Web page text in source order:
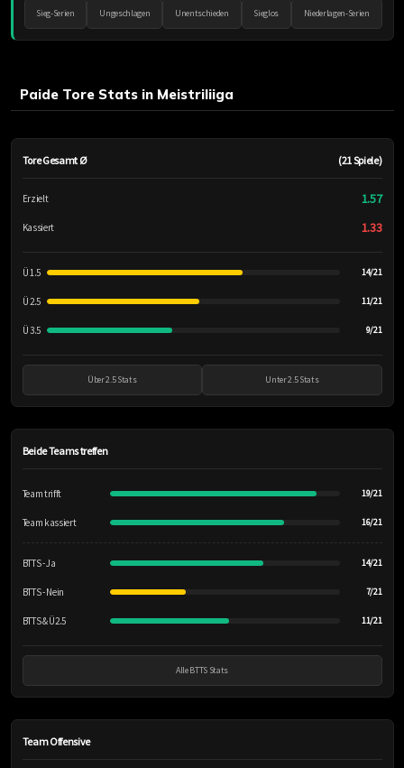
Sieg-Serien Ungeschlagen Unentschieden Sieglos Niederlagen-Serien
Paide Tore Stats in Meistriliiga
Tore Gesamt Ø (21 Spiele)
Erzielt 1.57
Kassiert 1.33
Ü 1.5 14/21
Ü 2.5 11/21
Ü 3.5 9/21
Über 2.5 Stats Unter 2.5 Stats
Beide Teams treffen
Team trifft 19/21
Team kassiert 16/21
BTTS - Ja 14/21
BTTS - Nein 7/21
BTTS & Ü2.5 11/21
Alle BTTS Stats
Team Offensive